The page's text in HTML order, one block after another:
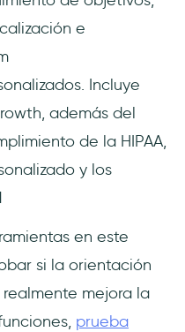
e
Incluye
además del
de la HIPAA,
y los
en este
si la orientación
mejora la
prueba